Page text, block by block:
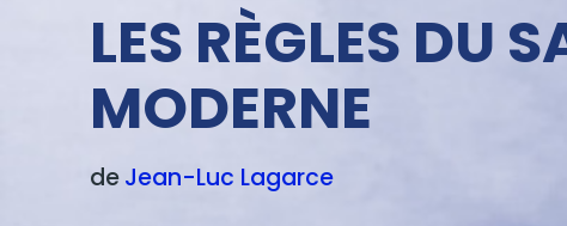
LES RÈGLES DU
MODERNE
deJean-Luc Lagarce